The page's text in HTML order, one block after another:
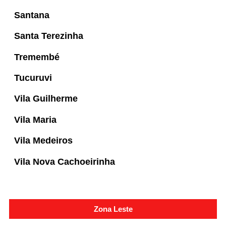
Santana
Santa Terezinha
Tremembé
Tucuruvi
Vila Guilherme
Vila Maria
Vila Medeiros
Vila Nova Cachoeirinha
Zona Leste